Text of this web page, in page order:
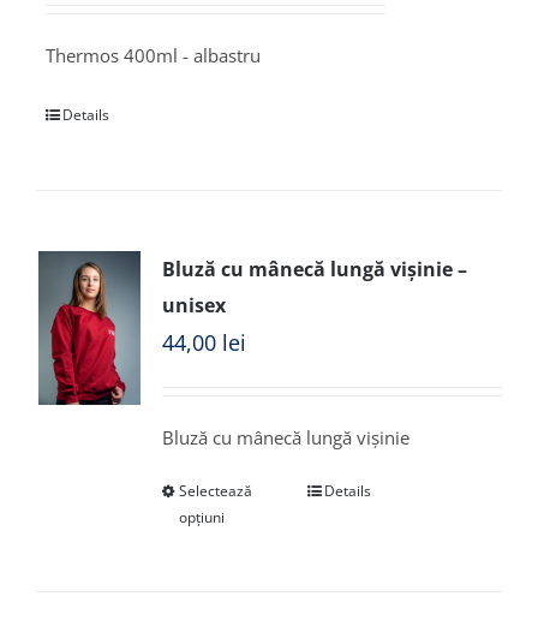
Thermos 400ml - albastru
Details
Bluză cu mânecă lungă vișinie –
unisex
44,00 lei
Bluză cu mânecă lungă vișinie
Selectează
opțiuni
Details